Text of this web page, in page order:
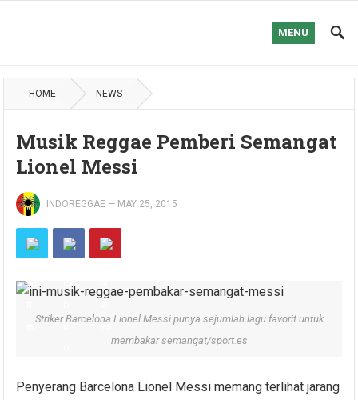
MENU
HOME NEWS
Musik Reggae Pemberi Semangat
Lionel Messi
INDOREGGAE — MAY 25, 2015
Striker Barcelona Lionel Messi punya sejumlah lagu favorit untuk
membakar semangat/sport.es
Penyerang Barcelona Lionel Messi memang terlihat jarang